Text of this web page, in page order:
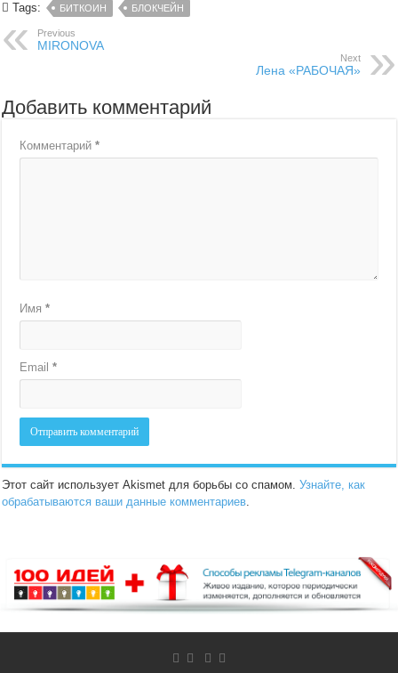
Tags:
БИТКОИН БЛОКЧЕЙН
Previous
MIRONOVA
Next
Лена «РАБОЧАЯ»
Добавить комментарий
Комментарий*
Имя*
Email*
Этот сайт использует Akismet для борьбы со спамом.Узнайте, как
обрабатываются ваши данные комментариев.